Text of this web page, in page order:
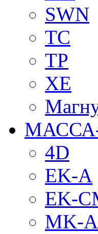
SWN
TC
TP
XE
4D
EK-A
EK-
MK-A